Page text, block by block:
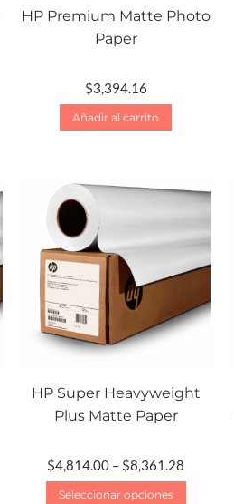
HP Premium Matte Photo
Paper
$3,394.16
Añadir al carrito
HP Super Heavyweight
Plus Matte Paper
$4,814.00 – $8,361.28
Seleccionar opciones